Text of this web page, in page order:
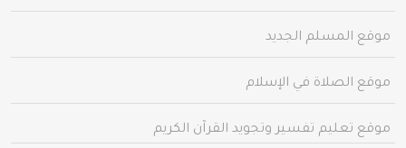
موقع المسلم الجديد
موقع الصلاة في الإسلام
موقع تعليم تفسير وتجويد القرآن الكريم